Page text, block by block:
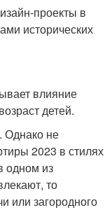
проекты в
исторических
влияние
детей.
Однако не
2023 в стилях
одном из
то
или загородного